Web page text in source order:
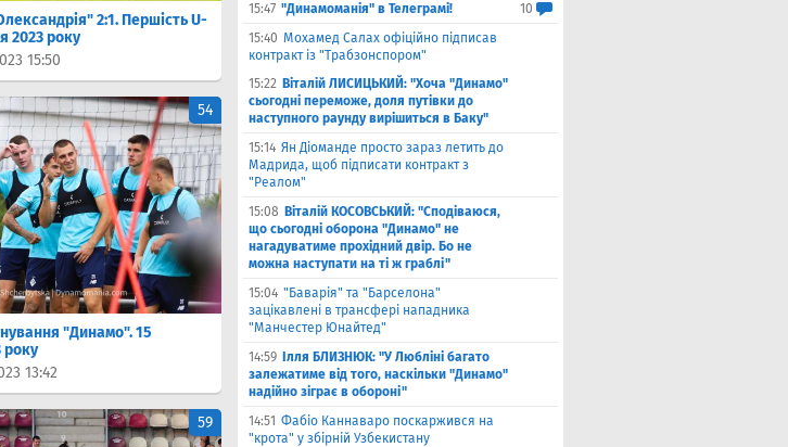
2:1. Першість U-
2023 року
15:50
"Динамо". 15
року
13:42
54
59
15:47 "Динамоманія" в Телеграмі!
10
15:40 Мохамед Салах офіційно підписав
контракт із "Трабзонспором"
15:22 Віталій ЛИСИЦЬКИЙ: "Хоча "Динамо"
сьогодні переможе, доля путівки до
наступного раунду вирішиться в Баку"
15:14 Ян Діоманде просто зараз летить до
Мадрида, щоб підписати контракт з
"Реалом"
15:08 Віталій КОСОВСЬКИЙ: "Сподіваюся,
що сьогодні оборона "Динамо" не
нагадуватиме прохідний двір. Бо не
можна наступати на ті ж граблі"
15:04 "Баварія" та "Барселона"
зацікавлені в трансфері нападника
"Манчестер Юнайтед"
14:59
Ілля БЛИЗНЮК: "У Любліні багато
залежатиме від того, наскільки "Динамо"
надійно зіграє в обороні"
14:51 Фабіо Каннаваро поскаржився на
"крота" у збірній Узбекистану